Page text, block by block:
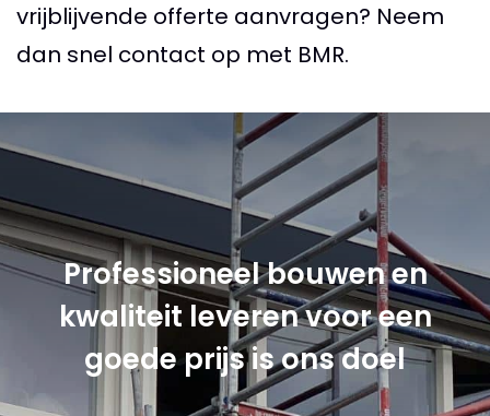
vrijblijvende offerte aanvragen? Neem
dan snel contact op met BMR.
Professioneel bouwen en
kwaliteit leveren voor een
goede prijs is ons doel